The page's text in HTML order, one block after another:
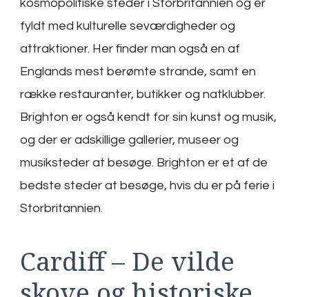
kosmopolitiske steder i Storbritannien og er
fyldt med kulturelle seværdigheder og
attraktioner. Her finder man også en af
Englands mest berømte strande, samt en
række restauranter, butikker og natklubber.
Brighton er også kendt for sin kunst og musik,
og der er adskillige gallerier, museer og
musiksteder at besøge. Brighton er et af de
bedste steder at besøge, hvis du er på ferie i
Storbritannien.
Cardiff – De vilde